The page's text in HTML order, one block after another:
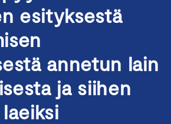
esityksestä
annetun lain
ja siihen